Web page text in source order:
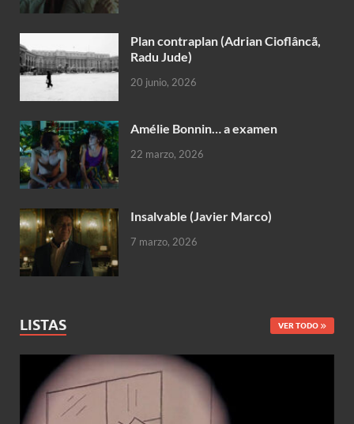
Plan contraplan (Adrian Cioflâncã,
Radu Jude)
20 junio, 2026
Amélie Bonnin… a examen
22 marzo, 2026
Insalvable (Javier Marco)
7 marzo, 2026
LISTAS VER TODO